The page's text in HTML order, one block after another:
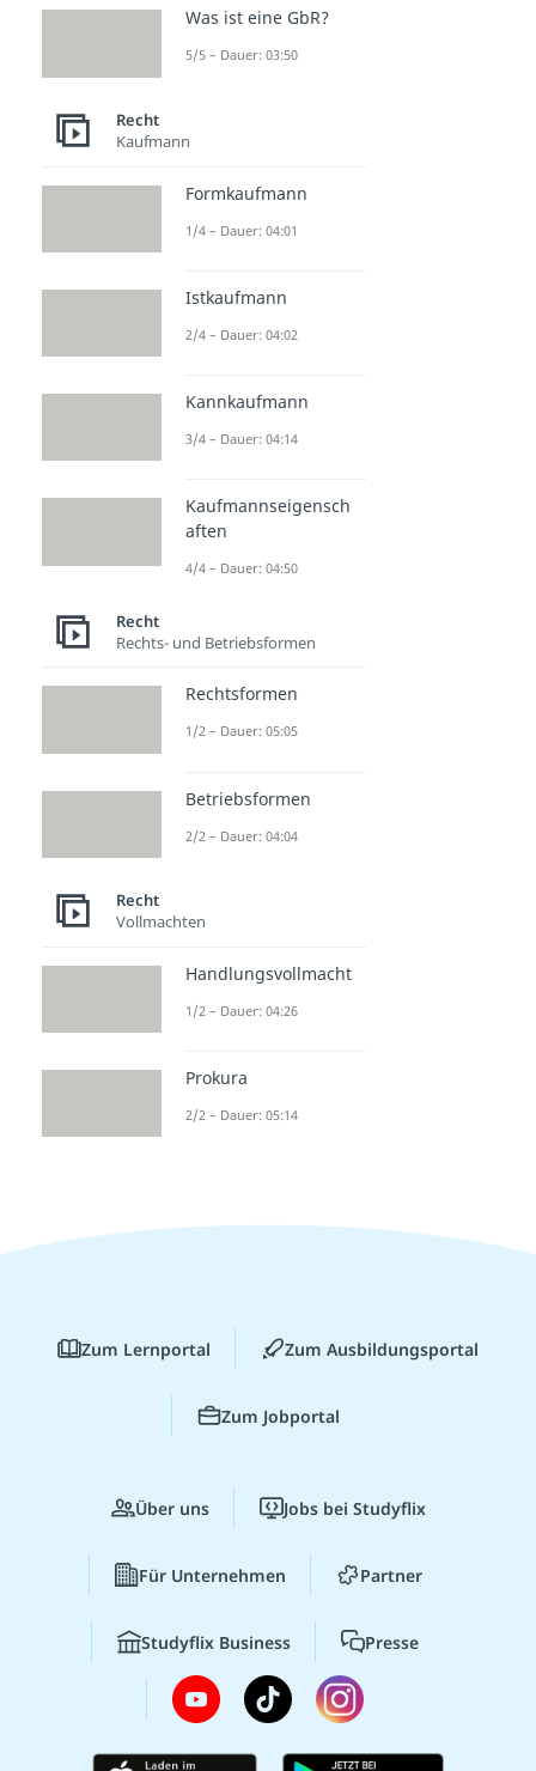
Was ist eine GbR?
5/5 – Dauer: 03:50
Recht
Kaufmann
Formkaufmann
1/4 – Dauer: 04:01
Istkaufmann
2/4 – Dauer: 04:02
Kannkaufmann
3/4 – Dauer: 04:14
Kaufmannseigensch
aften
4/4 – Dauer: 04:50
Recht
Rechts- und Betriebsformen
Rechtsformen
1/2 – Dauer: 05:05
Betriebsformen
2/2 – Dauer: 04:04
Recht
Vollmachten
Handlungsvollmacht
1/2 – Dauer: 04:26
Prokura
2/2 – Dauer: 05:14
Zum Lernportal Zum Ausbildungsportal
Zum Jobportal
Über uns Jobs bei Studyflix
Für Unternehmen Partner
Studyflix Business Presse